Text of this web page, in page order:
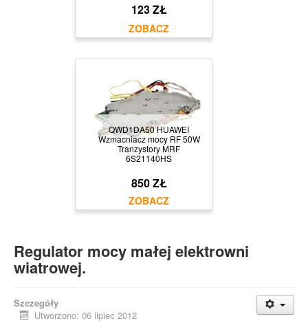
123 ZŁ
QWD1DA50 HUAWEI
Wzmacniacz mocy RF 50W
Tranzystory MRF
6S21140HS
850 ZŁ
Regulator mocy małej elektrowni
wiatrowej.
Szczegóły
Utworzono: 06 lipiec 2012